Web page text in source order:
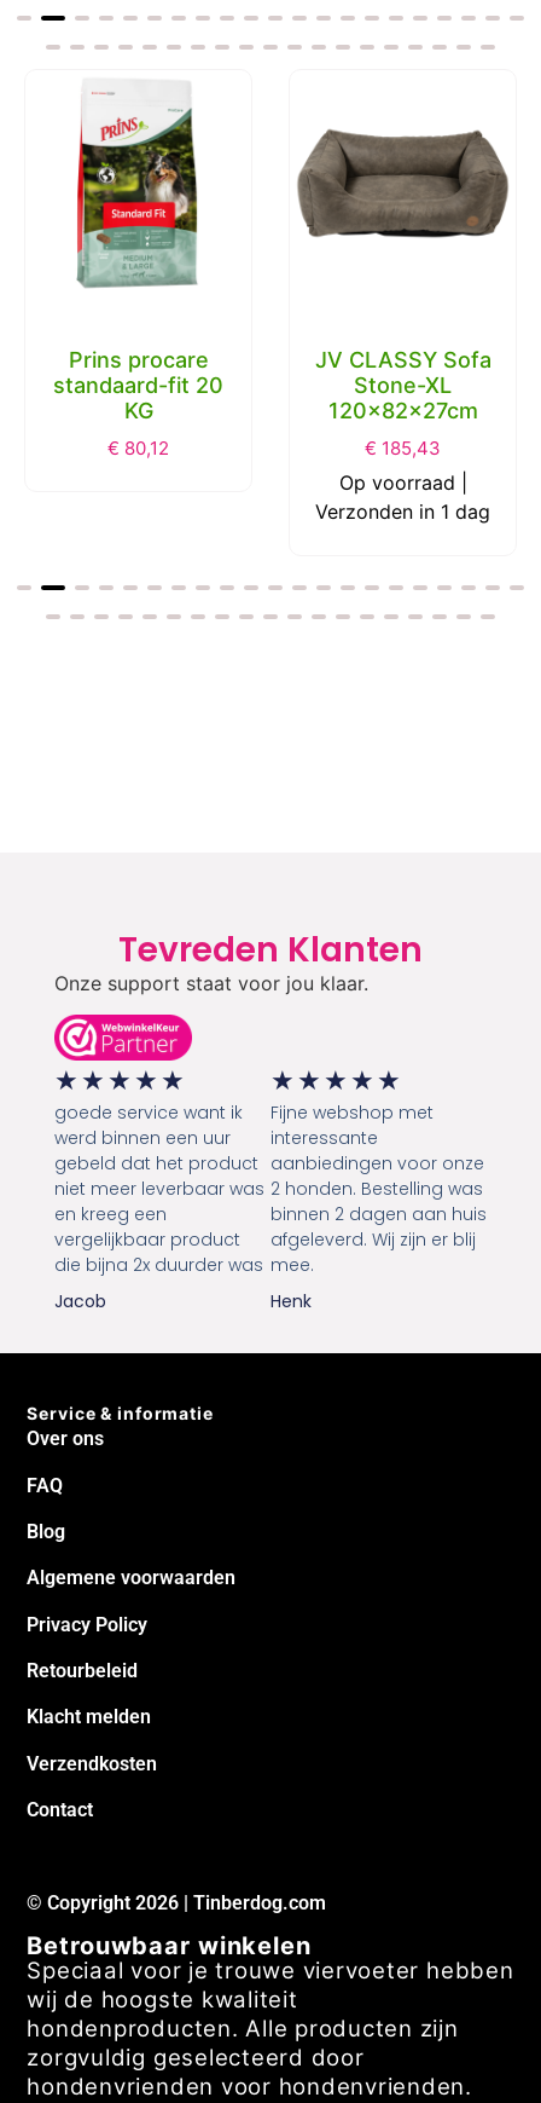
Prins procare
standaard-fit 20
KG
€ 80,12
JV CLASSY Sofa
Stone-XL
120x82x27cm
€ 185,43
Op voorraad |
Verzonden in 1 dag
Tevreden Klanten
Onze support staat voor jou klaar.
★ ★ ★ ★ ★
goede service want ik
werd binnen een uur
gebeld dat het product
niet meer leverbaar was
en kreeg een
vergelijkbaar product
die bijna 2x duurder was
Jacob
★ ★ ★ ★ ★
Fijne webshop met
interessante
aanbiedingen voor onze
2 honden. Bestelling was
binnen 2 dagen aan huis
afgeleverd. Wij zijn er blij
mee.
Henk
Service & informatie
Over ons
FAQ
Blog
Algemene voorwaarden
Privacy Policy
Retourbeleid
Klacht melden
Verzendkosten
Contact
© Copyright 2026 | Tinberdog.com
Betrouwbaar winkelen
Speciaal voor je trouwe viervoeter hebben
wij de hoogste kwaliteit
hondenproducten. Alle producten zijn
zorgvuldig geselecteerd door
hondenvrienden voor hondenvrienden.